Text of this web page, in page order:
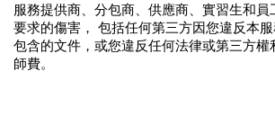
服務提供商、分包商、供應商、實習生和員
要求的傷害， 包括任何第三方因您違反本
包含的文件，或您違反任何法律或第三方權
師費。